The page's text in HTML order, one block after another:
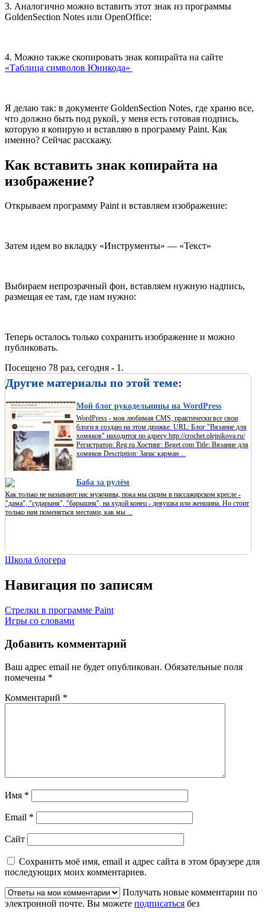
3. Аналогично можно вставить этот знак из программы
GoldenSection Notes или OpenOffice:
4. Можно также скопировать знак копирайта на сайте
«Таблица символов Юникода»
Я делаю так: в документе GoldenSection Notes, где храню все,
что должно быть под рукой, у меня есть готовая подпись,
которую я копирую и вставляю в программу Paint. Как
именно? Сейчас расскажу.
Как вставить знак копирайта на
изображение?
Открываем программу Paint и вставляем изображение:
Затем идем во вкладку «Инструменты» — «Текст»
Выбираем непрозрачный фон, вставляем нужную надпись,
размещая ее там, где нам нужно:
Теперь осталось только сохранить изображение и можно
публиковать.
Посещено 78 раз, сегодня - 1.
Другие материалы по этой теме:
Мой блог рукодельницы на WordPress
WordPress - моя любимая CMS, практически все свои
блоги я создаю на этом движке. URL: Блог "Вязание для
хомяков" находится по адресу http://crochet.olejnikova.ru/
Регистратор: Reg.ru Хостинг: Beget.com Title: Вязание для
хомяков Description: Запас карман ...
Баба за рулём
Как только не называют нас мужчины, пока мы сидим в пассажирском кресле -
"дама", "сударыня", "барышня", на худой конец - девушка или женщина. Но стоит
только нам поменяться местами, как мы ...
Школа блогера
Навигация по записям
Стрелки в программе Paint
Игры со словами
Добавить комментарий
Ваш адрес email не будет опубликован. Обязательные поля
помечены *
Комментарий *
Имя *
Email *
Сайт
Сохранить моё имя, email и адрес сайта в этом браузере для
последующих моих комментариев.
Получать новые комментарии по
электронной почте. Вы можете подписаться без